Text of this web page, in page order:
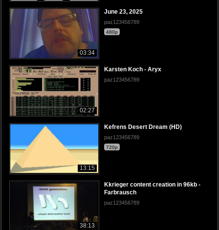
03:34
June 23, 2025
paz123456789
480p
02:27
Karsten Koch - Aryx
paz123456789
13:15
Kefrens Desert Dream (HD)
paz123456789
720p
38:13
Kkrieger content creation in 96kb -
Farbrausch
paz123456789